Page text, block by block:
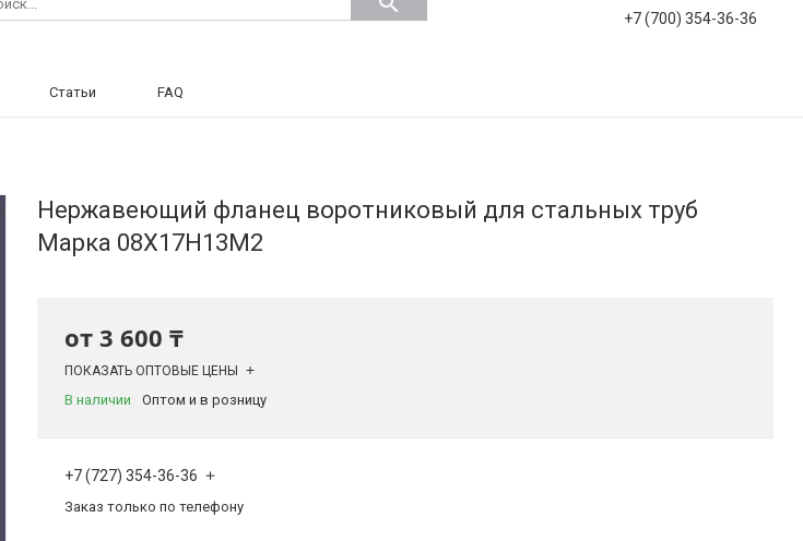
+7 (700) 354-36-36
Статьи FAQ
Нержавеющий фланец воротниковый для стальных труб
Марка 08Х17Н13М2
от 3 600 ₸
ПОКАЗАТЬ ОПТОВЫЕ ЦЕНЫ
В наличии Оптом и в розницу
+7 (727) 354-36-36
Заказ только по телефону